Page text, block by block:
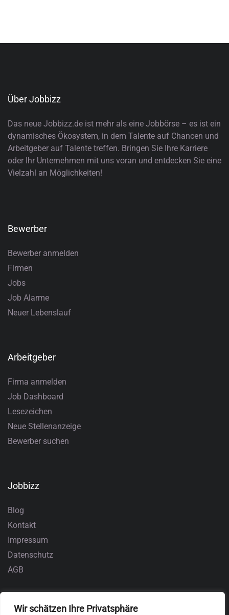
Wir schätzen Ihre Privatsphäre
Über Jobbizz
Das neue Jobbizz.de ist mehr als eine Jobbörse – es ist ein
dynamisches Ökosystem, in dem Talente auf Chancen und
Arbeitgeber auf Talente treffen. Bringen Sie Ihre Karriere
oder Ihr Unternehmen mit uns voran und entdecken Sie eine
Vielzahl an Möglichkeiten!
Bewerber
Bewerber anmelden
Firmen
Jobs
Job Alarme
Neuer Lebenslauf
Arbeitgeber
Firma anmelden
Job Dashboard
Lesezeichen
Neue Stellenanzeige
Bewerber suchen
Jobbizz
Blog
Kontakt
Impressum
Datenschutz
AGB